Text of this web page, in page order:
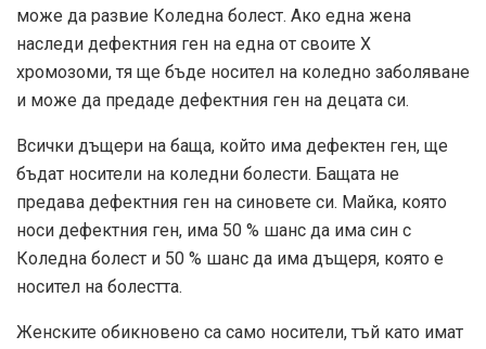
може да развие Коледна болест. Ако една жена
наследи дефектния ген на една от своите Х
хромозоми, тя ще бъде носител на коледно заболяване
и може да предаде дефектния ген на децата си.
Всички дъщери на баща, който има дефектен ген, ще
бъдат носители на коледни болести. Бащата не
предава дефектния ген на синовете си. Майка, която
носи дефектния ген, има 50 % шанс да има син с
Коледна болест и 50 % шанс да има дъщеря, която е
носител на болестта.
Женските обикновено са само носители, тъй като имат